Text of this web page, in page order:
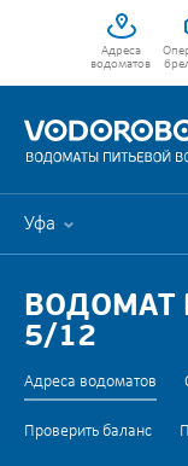
Адреса
водоматов
Уфа
ВОДОМАТ
5/12
Адреса водоматов
Проверить баланс